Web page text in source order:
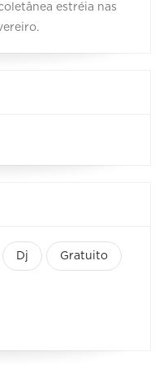
estréia nas
Dj Gratuito